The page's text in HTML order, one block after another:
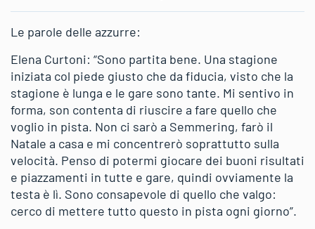
Le parole delle azzurre:
Elena Curtoni: “Sono partita bene. Una stagione
iniziata col piede giusto che da fiducia, visto che la
stagione è lunga e le gare sono tante. Mi sentivo in
forma, son contenta di riuscire a fare quello che
voglio in pista. Non ci sarò a Semmering, farò il
Natale a casa e mi concentrerò soprattutto sulla
velocità. Penso di potermi giocare dei buoni risultati
e piazzamenti in tutte e gare, quindi ovviamente la
testa è lì. Sono consapevole di quello che valgo:
cerco di mettere tutto questo in pista ogni giorno”.